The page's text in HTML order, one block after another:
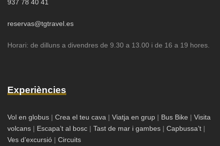
937 78 40 41
reservas@tgtravel.es
Horari: de dilluns a divendres de 9.30 a 13.00 i de 16 a 19 hores.
Experiències
Vol en globus | Crea el teu cava | Viatja en grup | Bus Bike | Visita
volcans | Escapa’t al bosc | Tast de mar i gambes | Capbussa’t |
Ves d’excursió | Circuits